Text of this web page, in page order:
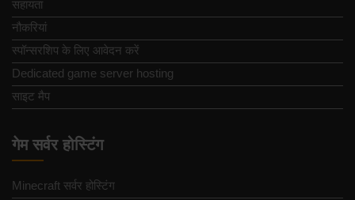
सहायता
नौकरियां
स्पॉन्सरशिप के लिए आवेदन करें
Dedicated game server hosting
साइट मैप
गेम सर्वर होस्टिंग
Minecraft सर्वर होस्टिंग